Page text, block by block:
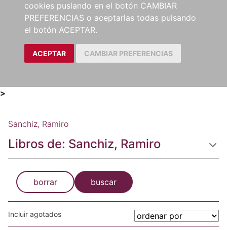
cookies puslando en el botón CAMBIAR
PREFERENCIAS o aceptarlas todas pulsando
el botón ACEPTAR.
ACEPTAR CAMBIAR PREFERENCIAS
>
Sanchiz, Ramiro
Libros de: Sanchiz, Ramiro
borrar buscar
Incluir agotados